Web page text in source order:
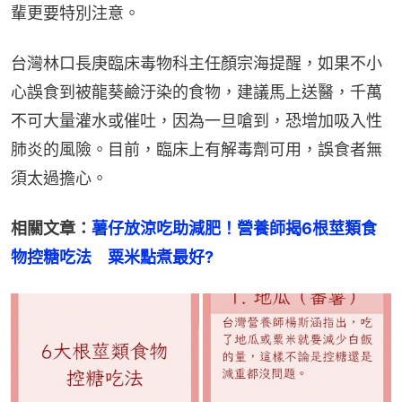
輩更要特別注意。
台灣林口長庚臨床毒物科主任顏宗海提醒，如果不小
心誤食到被龍葵鹼汙染的食物，建議馬上送醫，千萬
不可大量灌水或催吐，因為一旦嗆到，恐增加吸入性
肺炎的風險。目前，臨床上有解毒劑可用，誤食者無
須太過擔心。
相關文章： 薯仔放涼吃助減肥！營養師揭6根莖類食
物控糖吃法　粟米點煮最好?